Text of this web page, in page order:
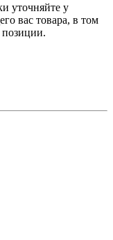
уточняйте у
вас товара, в том